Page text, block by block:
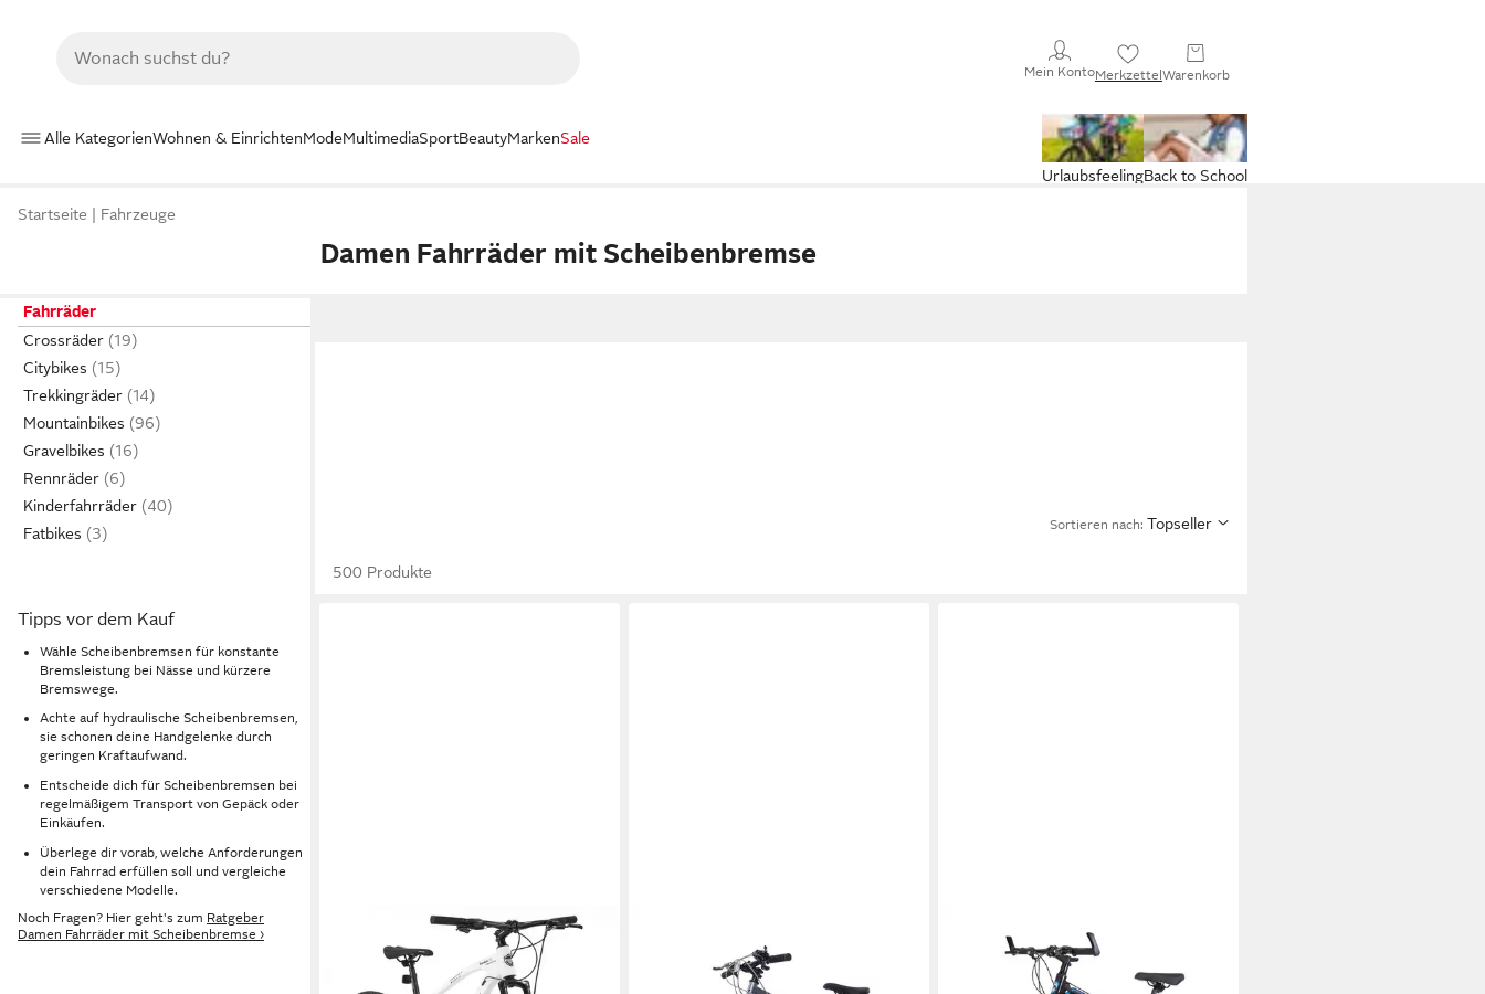
Mein KontoMerkzettelWarenkorb
Alle KategorienWohnen & EinrichtenModeMultimediaSportBeautyMarkenSale
Back to School
Urlaubsfeeling
Startseite Fahrzeuge
Damen Fahrräder mit Scheibenbremse
Fahrräder
Crossräder
Citybikes
Trekkingräder
Mountainbikes
Gravelbikes
Rennräder
Kinderfahrräder
Fatbikes
Tipps vor dem Kauf
Wähle Scheibenbremsen für konstante
Bremsleistung bei Nässe und kürzere
Bremswege.
Achte auf hydraulische Scheibenbremsen,
sie schonen deine Handgelenke durch
geringen Kraftaufwand.
Entscheide dich für Scheibenbremsen bei
regelmäßigem Transport von Gepäck oder
Einkäufen.
Überlege dir vorab, welche Anforderungen
dein Fahrrad erfüllen soll und vergleiche
verschiedene Modelle.
Noch Fragen? Hier geht's zum Ratgeber
Damen Fahrräder mit Scheibenbremse ›
Sortieren nach: Topseller
500 Produkte
Mountainbike Shimano Schaltwerk,
29 Zoll MTB für Damen und Herren
Mountainbike EM3 Fahrrad 26 Zoll
MTB für Damen und Herren,
Mountainbike Lauxjack Fahrrad 26 &
28 Zoll Mountainbike,